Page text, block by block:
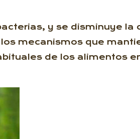
y se disminuye la
mecanismos que
de los alimentos